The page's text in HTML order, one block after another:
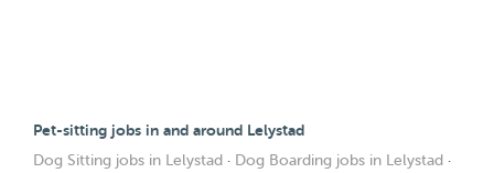
Pet-sitting jobs in and around Lelystad
Dog Sitting jobs in Lelystad · Dog Boarding jobs in Lelystad ·